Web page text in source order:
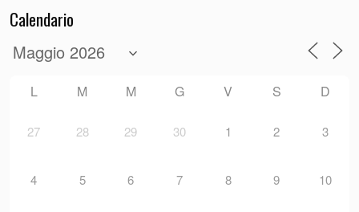
Calendario
L M M G V S D
27 28 29 30 1 2 3
4 5 6 7 8 9 10